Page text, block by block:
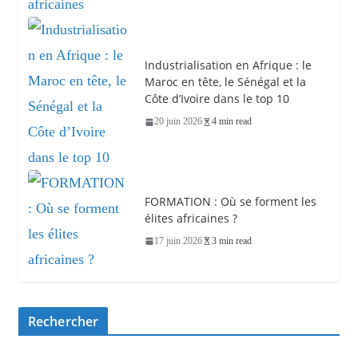
Industrialisation en Afrique : le
Maroc en tête, le Sénégal et la
Côte d’Ivoire dans le top 10
20 juin 2026 4 min read
FORMATION : Où se forment les
élites africaines ?
17 juin 2026 3 min read
Rechercher